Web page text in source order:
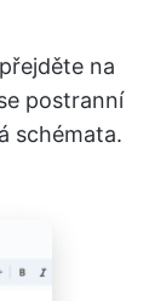
na
postranní
schémata.